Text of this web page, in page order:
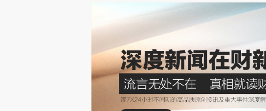
中国企业需要从中兴案件中吸取经验和教训。
其一，需严格遵守美国的出口管制法规。
善，企业不应存在侥幸心理，和法律“捉迷
制度言而有信，重赏之下，必有举报者。这
许可以得到美国政府近3亿美元的奖励。